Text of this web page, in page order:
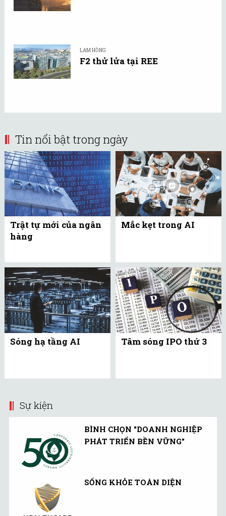
LAM HỒNG
F2 thử lửa tại REE
Tin nổi bật trong ngày
Trật tự mới của ngân
hàng
Mắc kẹt trong AI
Sóng hạ tầng AI Tâm sóng IPO thứ 3
Sự kiện
BÌNH CHỌN "DOANH NGHIỆP
PHÁT TRIỂN BỀN VỮNG"
SỐNG KHỎE TOÀN DIỆN